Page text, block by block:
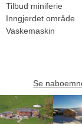
Tilbud miniferie
Inngjerdet område
Vaskemaskin
Se